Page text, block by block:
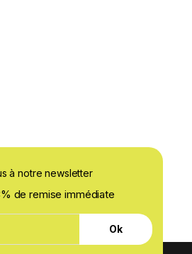
à notre newsletter
de remise immédiate
Ok